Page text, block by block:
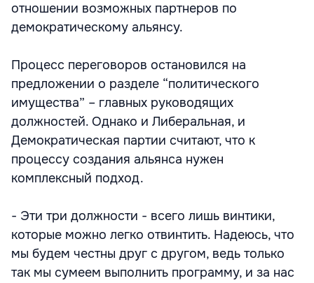
отношении возможных партнеров по
демократическому альянсу.
Процесс переговоров остановился на
предложении о разделе “политического
имущества” – главных руководящих
должностей. Однако и Либеральная, и
Демократическая партии считают, что к
процессу создания альянса нужен
комплексный подход.
- Эти три должности - всего лишь винтики,
которые можно легко отвинтить. Надеюсь, что
мы будем честны друг с другом, ведь только
так мы сумеем выполнить программу, и за нас